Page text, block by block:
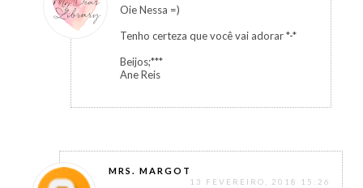
Oie Nessa =)
Tenho certeza que você vai adorar *-*
Beijos;***
Ane Reis
MRS. MARGOT
13 FEVEREIRO, 2018 15:26